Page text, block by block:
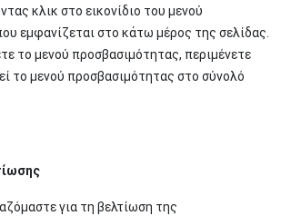
κλικ στο εικονίδιο του μενού
εμφανίζεται στο κάτω μέρος της σελίδας.
το μενού προσβασιμότητας, περιμένετε
το μενού προσβασιμότητας στο σύνολό
για τη βελτίωση της